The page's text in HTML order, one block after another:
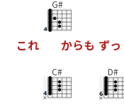
これ
G#
からも ずっ
C# D#